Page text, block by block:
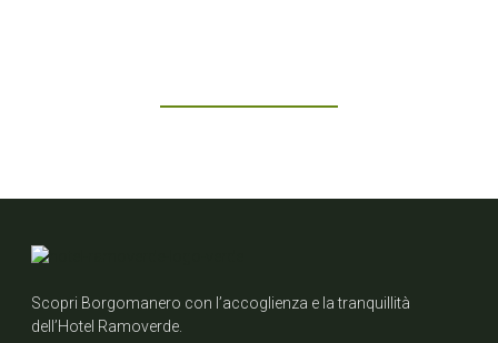
Scopri Borgomanero con l’accoglienza e la tranquillità
dell’Hotel Ramoverde.